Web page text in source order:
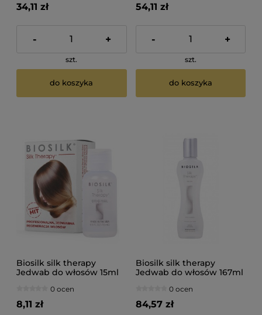
34,11 zł
- +
szt.
do koszyka
54,11 zł
- +
szt.
do koszyka
Biosilk silk therapy
Jedwab do włosów 15ml
0 ocen
8,11 zł
Biosilk silk therapy
Jedwab do włosów 167ml
0 ocen
84,57 zł